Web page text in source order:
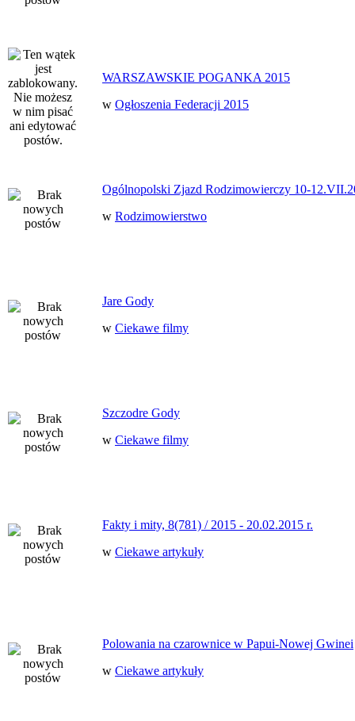
WARSZAWSKIE POGANKA 2015
w Ogłoszenia Federacji 2015
Ogólnopolski Zjazd Rodzimowierczy 10-
w Rodzimowierstwo
Jare Gody
w Ciekawe filmy
Szczodre Gody
w Ciekawe filmy
Fakty i mity, 8(781) / 2015 - 20.02.2015 r.
w Ciekawe artykuły
Polowania na czarownice w Papui-Nowej Gwinei
w Ciekawe artykuły